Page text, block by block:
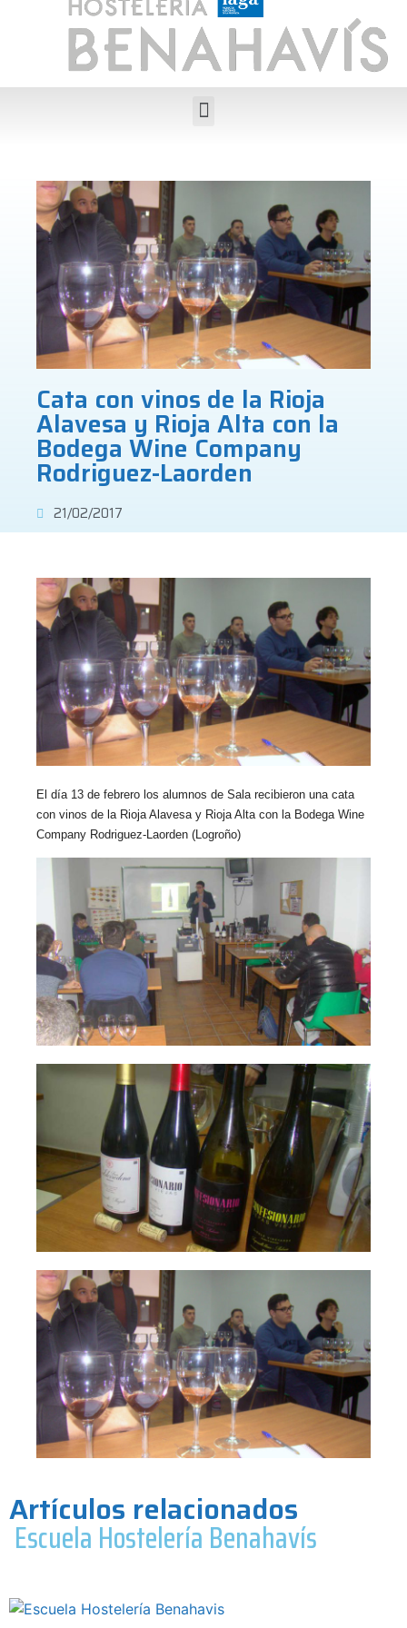
Cata con vinos de la Rioja
Alavesa y Rioja Alta con la
Bodega Wine Company
Rodriguez-Laorden
21/02/2017
El día 13 de febrero los alumnos de Sala recibieron una cata
con vinos de la Rioja Alavesa y Rioja Alta con la Bodega Wine
Company Rodriguez-Laorden (Logroño)
Artículos relacionados
Escuela Hostelería Benahavís